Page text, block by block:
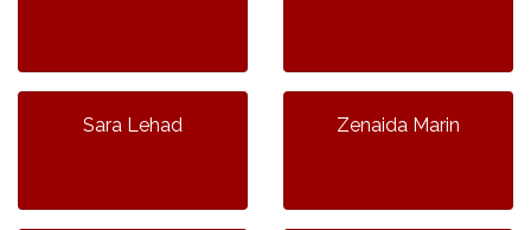
Sara Lehad Zenaida Marin